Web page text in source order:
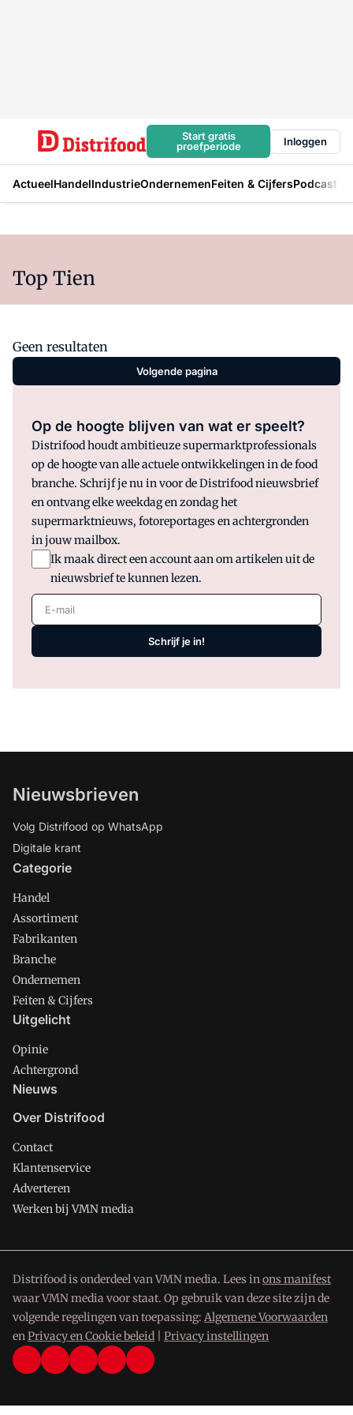
Start gratis
proefperiode
Inloggen
ActueelHandelIndustrieOndernemenFeiten & CijfersPodcast
Top Tien
Geen resultaten
Volgende pagina
Op de hoogte blijven van wat er speelt?
Distrifood houdt ambitieuze supermarktprofessionals
op de hoogte van alle actuele ontwikkelingen in de food
branche. Schrijf je nu in voor de Distrifood nieuwsbrief
en ontvang elke weekdag en zondag het
supermarktnieuws, fotoreportages en achtergronden
in jouw mailbox.
Ik maak direct een account aan om artikelen uit de
nieuwsbrief te kunnen lezen.
E-mail
Schrijf je in!
Nieuwsbrieven
Volg Distrifood op WhatsApp
Digitale krant
Categorie
Handel
Assortiment
Fabrikanten
Branche
Ondernemen
Feiten & Cijfers
Uitgelicht
Opinie
Achtergrond
Nieuws
Over Distrifood
Contact
Klantenservice
Adverteren
Werken bij VMN media
Distrifood is onderdeel van VMN media. Lees inons manifest
waar VMN media voor staat. Op gebruik van deze site zijn de
volgende regelingen van toepassing: Algemene Voorwaarden
enPrivacy en Cookie beleid Privacy instellingen